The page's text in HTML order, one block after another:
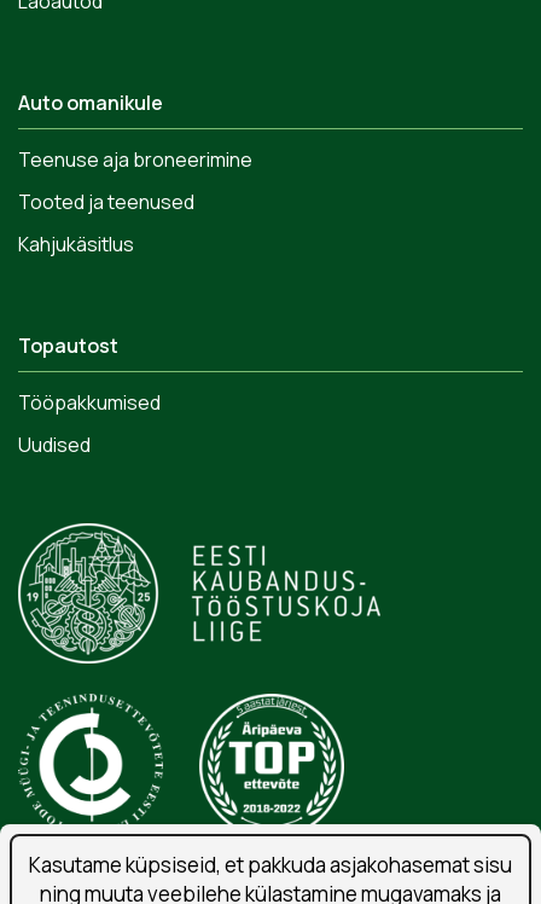
Auto omanikule
Teenuse aja broneerimine
Tooted ja teenused
Kahjukäsitlus
Topautost
Tööpakkumised
Uudised
Kasutame küpsiseid, et pakkuda asjakohasemat sisu
ning muuta veebilehe külastamine mugavamaks ja